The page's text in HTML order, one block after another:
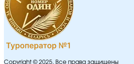
Copyright © 2025. Все права защищены